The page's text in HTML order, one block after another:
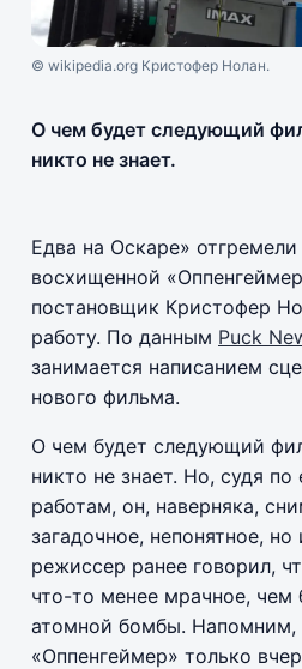
© wikipedia.org Кристофер Нолан.
О чем будет следующий
никто не знает.
Едва на Оскаре»
восхищенной
постановщик Кристофер
работу. По данным Puck
занимается написанием
нового фильма.
О чем будет следующий
никто не знает. Но, судя
работам, он, наверняка,
загадочное, непонятное,
режиссер ранее говорил,
что-то менее мрачное, чем
атомной бомбы. Напомним,
«Оппенгеймер» только